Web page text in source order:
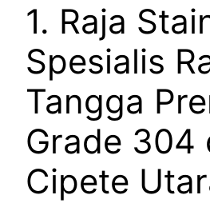
1. Raja
Spesialis
Tangga
Grade 304
Cipete